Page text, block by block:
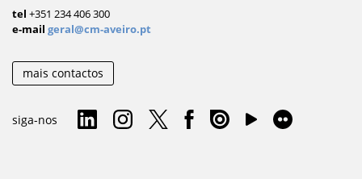
tel +351 234 406 300
e-mail geral@cm-aveiro.pt
mais contactos
siga-nos